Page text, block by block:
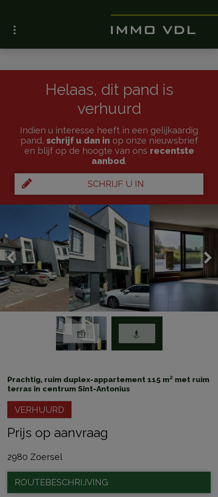
Helaas, dit pand is
verhuurd
Indien u interesse heeft in een gelijkaardig
pand, schrijf u dan in op onze nieuwsbrief
en blijf op de hoogte van ons recentste
aanbod.
SCHRIJF U IN
Prachtig, ruim duplex-appartement 115 m² met ruim
terras in centrum Sint-Antonius
VERHUURD
Prijs op aanvraag
2980 Zoersel
ROUTEBESCHRIJVING